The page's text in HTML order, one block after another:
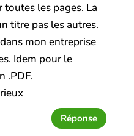
les pages. La
titre pas les autres.
mon entreprise
Idem pour le
.PDF.
Réponse